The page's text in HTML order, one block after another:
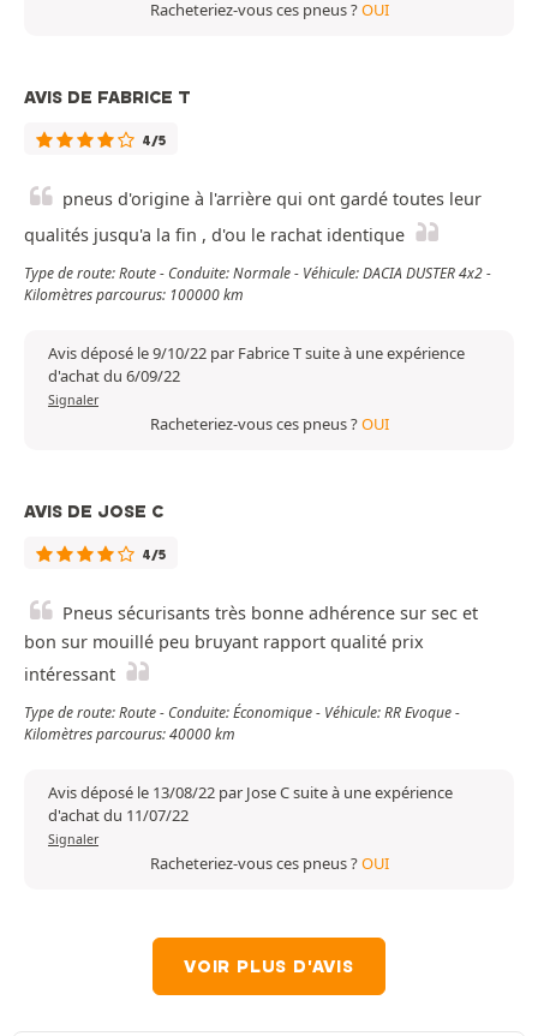
Racheteriez-vous ces pneus ?OUI
AVIS DE FABRICE T
4/5
pneus d'origine à l'arrière qui ont gardé toutes leur
qualités jusqu'a la fin , d'ou le rachat identique
Type de route: Route - Conduite: Normale - Véhicule: DACIA DUSTER 4x2 -
Kilomètres parcourus: 100000 km
Avis déposé le 9/10/22 par Fabrice T suite à une expérience
d'achat du 6/09/22
Signaler
Racheteriez-vous ces pneus ?OUI
AVIS DE JOSE C
4/5
Pneus sécurisants très bonne adhérence sur sec et
bon sur mouillé peu bruyant rapport qualité prix
intéressant
Type de route: Route - Conduite: Économique - Véhicule: RR Evoque -
Kilomètres parcourus: 40000 km
Avis déposé le 13/08/22 par Jose C suite à une expérience
d'achat du 11/07/22
Signaler
Racheteriez-vous ces pneus ?OUI
VOIR PLUS D'AVIS